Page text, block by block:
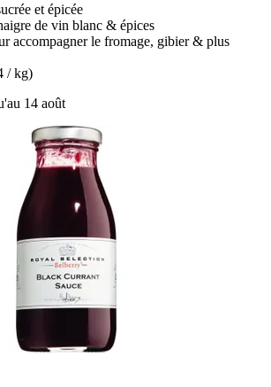
et épicée
de vin blanc & épices
accompagner le fromage, gibier & plus
/ kg)
14 août